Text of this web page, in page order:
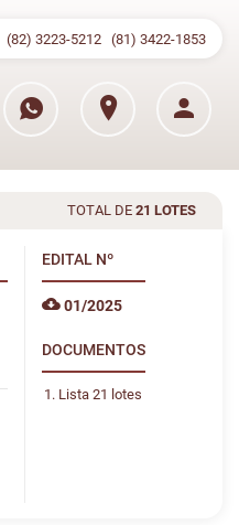
(82) 3223-5212 (81) 3422-1853
TOTAL DE 21 LOTES
EDITAL Nº
01/2025
DOCUMENTOS
Lista 21 lotes